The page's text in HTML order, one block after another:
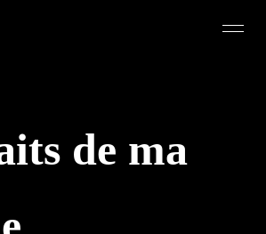
de ma